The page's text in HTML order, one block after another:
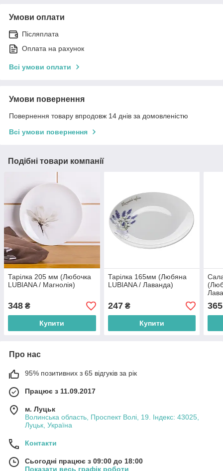
Умови оплати
Післяплата
Оплата на рахунок
Всі умови оплати
Умови повернення
Повернення товару впродовж 14 днів за домовленістю
Всі умови повернення
Подібні товари компанії
Тарілка 205 мм (Любочка
LUBIANA / Магнолія)
348 ₴
Купити
Тарілка 165мм (Любяна
LUBIANA / Лаванда)
247₴
Купити
365
Про нас
95% позитивних з 65 відгуків за рік
Працює з 11.09.2017
м. Луцьк
Волинська область, Проспект Волі, 19. Індекс: 43025,
Луцьк, Україна
Контакти
Сьогодні працює з 09:00 до 18:00
Показати весь графік роботи